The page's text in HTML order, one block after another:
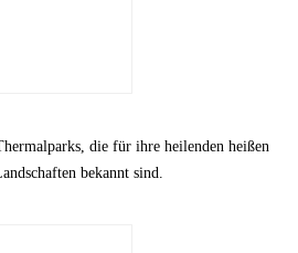
die für ihre heilenden heißen
bekannt sind.